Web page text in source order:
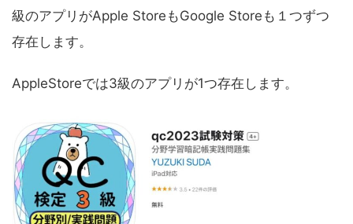
級のアプリがApple StoreもGoogle Storeも１つずつ
存在します。
AppleStoreでは3級のアプリが1つ存在します。